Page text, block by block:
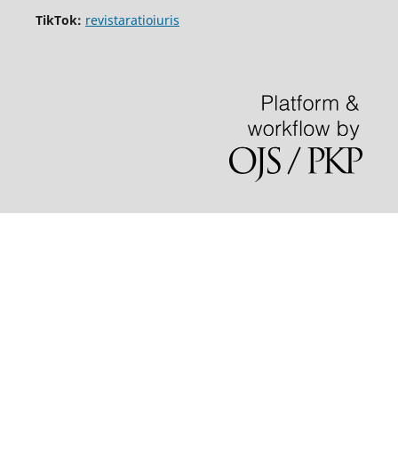
TikTok: revistaratioiuris